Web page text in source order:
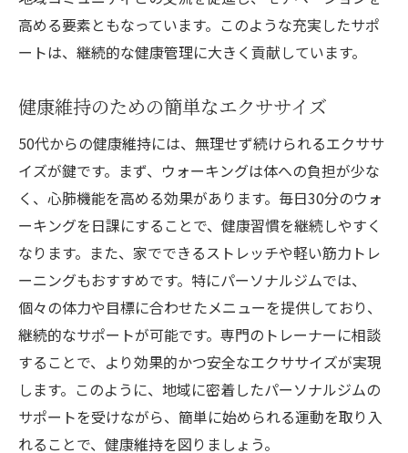
地域住民とのつながりを活用した健康維持
高める要素ともなっています。このような充実したサポ
ートは、継続的な健康管理に大きく貢献しています。
健康維持のための簡単なエクササイズ
50代からの健康維持には、無理せず続けられるエクササ
イズが鍵です。まず、ウォーキングは体への負担が少な
く、心肺機能を高める効果があります。毎日30分のウォ
ーキングを日課にすることで、健康習慣を継続しやすく
なります。また、家でできるストレッチや軽い筋力トレ
ーニングもおすすめです。特にパーソナルジムでは、
個々の体力や目標に合わせたメニューを提供しており、
継続的なサポートが可能です。専門のトレーナーに相談
することで、より効果的かつ安全なエクササイズが実現
します。このように、地域に密着したパーソナルジムの
サポートを受けながら、簡単に始められる運動を取り入
れることで、健康維持を図りましょう。